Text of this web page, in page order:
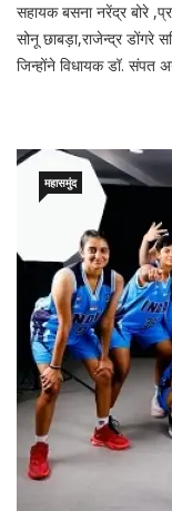
सहायक बसना नरेंद्र बोरे
सोनू छाबड़ा,राजेन्द्र डोंगरे
जिन्होंने विधायक डॉ. संपत
महासमुंद